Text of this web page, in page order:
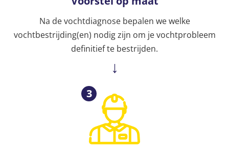
Na de vochtdiagnose bepalen we welke
vochtbestrijding(en) nodig zijn om je vochtprobleem
definitief te bestrijden.
3